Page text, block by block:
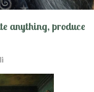
anything, produce